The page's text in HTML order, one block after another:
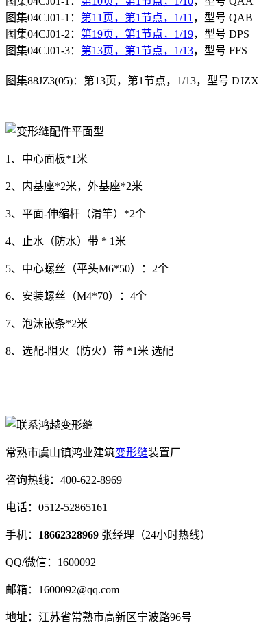
图集04CJ01-1： 第11页，第1节点，1/11 ，型号 QAB
图集04CJ01-2： 第19页，第1节点，1/19，型号 DPS
图集04CJ01-3： 第13页，第1节点，1/13，型号 FFS
图集88JZ3(05)：第13页，第1节点，1/13，型号 DJZX
1、中心面板*1米
2、内基座*2米，外基座*2米
3、平面-伸缩杆（滑竿）*2个
4、止水（防水）带 * 1米
5、中心螺丝（平头M6*50）：2个
6、安装螺丝（M4*70）：4个
7、泡沫嵌条*2米
8、选配-阻火（防火）带 *1米 选配
常熟市虞山镇鸿业建筑变形缝装置厂
咨询热线：400-622-8969
电话：0512-52865161
手机： 18662328969 张经理（24小时热线）
QQ/微信：1600092
邮箱：1600092@qq.com
地址：江苏省常熟市高新区宁波路96号